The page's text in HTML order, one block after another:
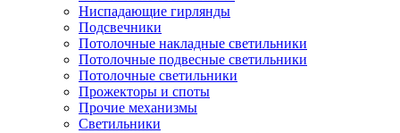
Ниспадающие гирлянды
Подсвечники
Потолочные накладные светильники
Потолочные подвесные светильники
Потолочные светильники
Прожекторы и споты
Прочие механизмы
Светильники